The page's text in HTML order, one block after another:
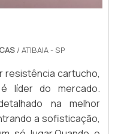
/ ATIBAIA - SP
resistência cartucho,
líder do mercado.
na melhor
a sofisticação,